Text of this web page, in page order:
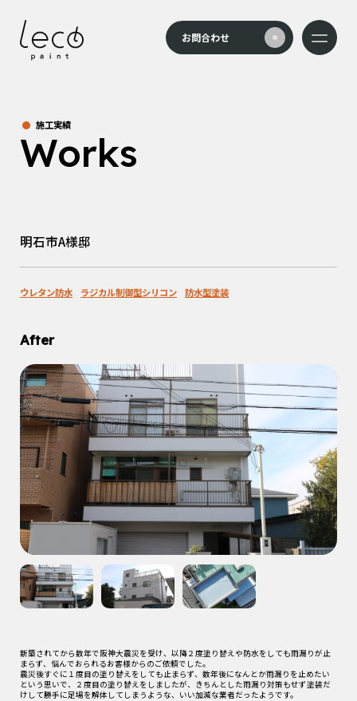
メニュ
お問合わせ
施工実績
Works
明石市A様邸
ウレタン防水 ラジカル制御型シリコン 防水型塗装
After
新築されてから数年で阪神大震災を受け、以降２度塗り替えや防水をしても雨漏りが止
まらず、悩んでおられるお客様からのご依頼でした。
震災後すぐに１度目の塗り替えをしても止まらず、数年後になんとか雨漏りを止めたい
という思いで、２度目の塗り替えをしましたが、きちんとした雨漏り対策もせず塗装だ
けして勝手に足場を解体してしまうような、いい加減な業者だったようです。